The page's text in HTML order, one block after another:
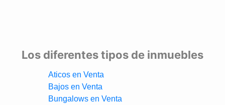
Los diferentes tipos de inmuebles
Aticos en Venta
Bajos en Venta
Bungalows en Venta